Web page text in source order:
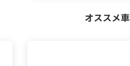
オススメ